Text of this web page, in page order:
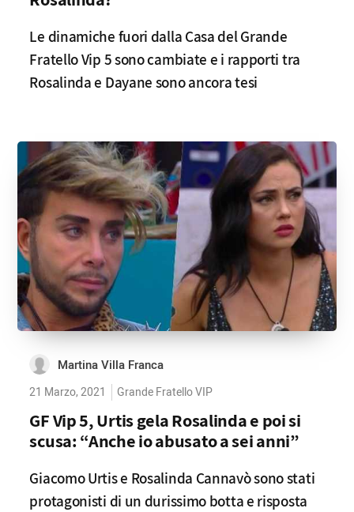
Le dinamiche fuori dalla Casa del Grande
Fratello Vip 5 sono cambiate e i rapporti tra
Rosalinda e Dayane sono ancora tesi
Martina Villa Franca
21 Marzo, 2021 Grande Fratello VIP
GF Vip 5, Urtis gela Rosalinda e poi si
scusa: “Anche io abusato a sei anni”
Giacomo Urtis e Rosalinda Cannavò sono stati
protagonisti di un durissimo botta e risposta